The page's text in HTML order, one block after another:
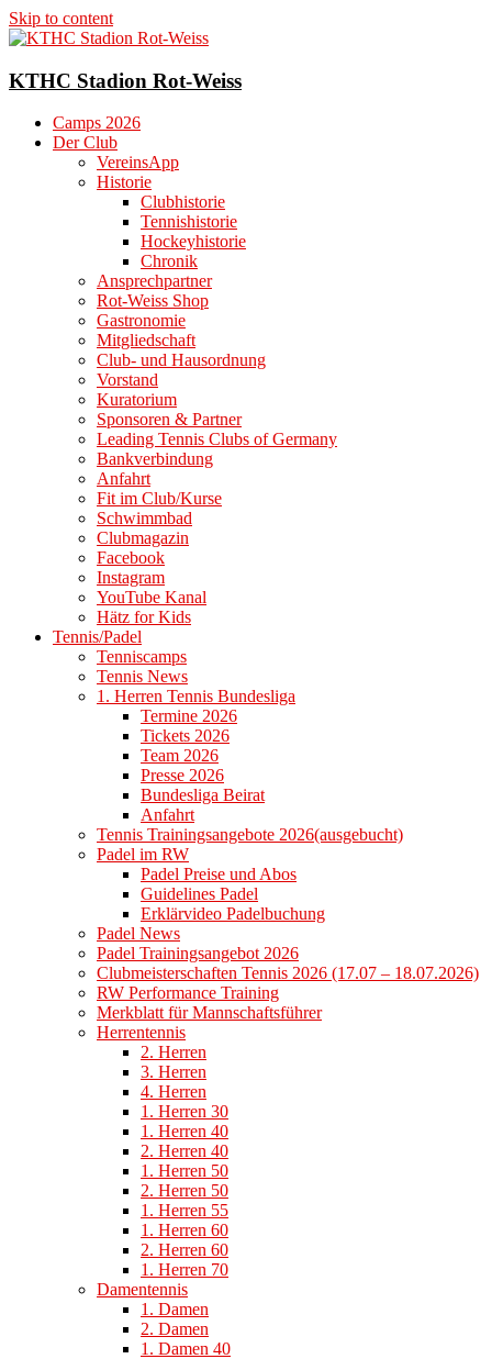
Skip to content
KTHC Stadion Rot-Weiss
Camps 2026
Der Club
VereinsApp
Historie
Clubhistorie
Tennishistorie
Hockeyhistorie
Chronik
Ansprechpartner
Rot-Weiss Shop
Gastronomie
Mitgliedschaft
Club- und Hausordnung
Vorstand
Kuratorium
Sponsoren & Partner
Leading Tennis Clubs of Germany
Bankverbindung
Anfahrt
Fit im Club/Kurse
Schwimmbad
Clubmagazin
Facebook
Instagram
YouTube Kanal
Hätz for Kids
Tennis/Padel
Tenniscamps
Tennis News
1. Herren Tennis Bundesliga
Termine 2026
Tickets 2026
Team 2026
Presse 2026
Bundesliga Beirat
Anfahrt
Tennis Trainingsangebote 2026(ausgebucht)
Padel im RW
Padel Preise und Abos
Guidelines Padel
Erklärvideo Padelbuchung
Padel News
Padel Trainingsangebot 2026
Clubmeisterschaften Tennis 2026 (17.07 – 18.07.2026)
RW Performance Training
Merkblatt für Mannschaftsführer
Herrentennis
2. Herren
3. Herren
4. Herren
1. Herren 30
1. Herren 40
2. Herren 40
1. Herren 50
2. Herren 50
1. Herren 55
1. Herren 60
2. Herren 60
1. Herren 70
Damentennis
1. Damen
2. Damen
1. Damen 40